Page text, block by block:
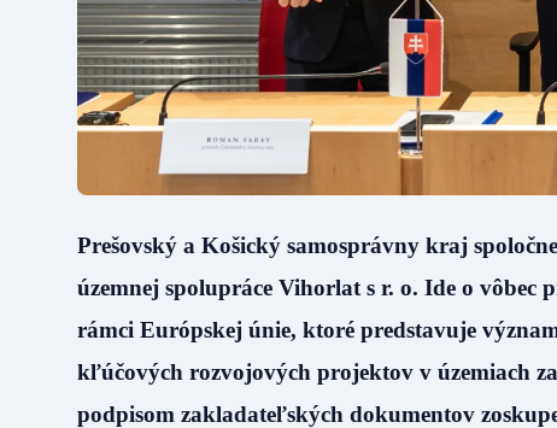
Prešovský a Košický samosprávny kraj
územnej spolupráce Vihorlat s r. o. Ide o
rámci Európskej únie, ktoré predstavuje
kľúčových rozvojových projektov v územiach
podpisom zakladateľských dokumentov